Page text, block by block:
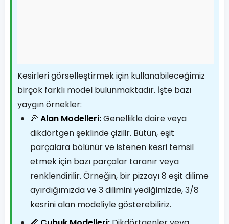
Kesirleri görselleştirmek için kullanabileceğimiz
birçok farklı model bulunmaktadır. İşte bazı
yaygın örnekler:
🍕 Alan Modelleri:Genellikle daire veya
dikdörtgen şeklinde çizilir. Bütün, eşit
parçalara bölünür ve istenen kesri temsil
etmek için bazı parçalar taranır veya
renklendirilir. Örneğin, bir pizzayı 8 eşit dilime
ayırdığımızda ve 3 dilimini yediğimizde, 3/8
kesrini alan modeliyle gösterebiliriz.